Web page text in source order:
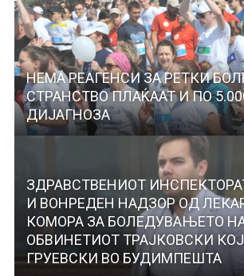
НЕМА РЕАГЕНСИ ЗА РЕТКИ
СТРАНСТВО ПЛАЌААТ И ПО
ДИЈАГНОЗА
ЗДРАВСТВЕНИОТ
И ВОНРЕДЕН НАДЗОР ОД
КОМОРА ЗА БОЛЕДУВАЊЕТО
ОБВИНЕТИОТ ТРАЈКОВСКИ
ГРУЕВСКИ ВО БУДИМПЕШТА